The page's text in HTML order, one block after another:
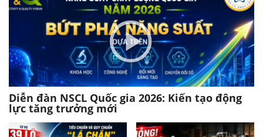
Diễn đàn NSCL Quốc gia 2026: Kiến tạo động
lực tăng trưởng mới